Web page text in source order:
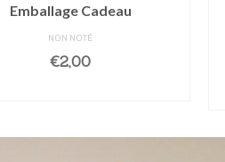
Emballage Cadeau
NON NOTÉ
€2,00